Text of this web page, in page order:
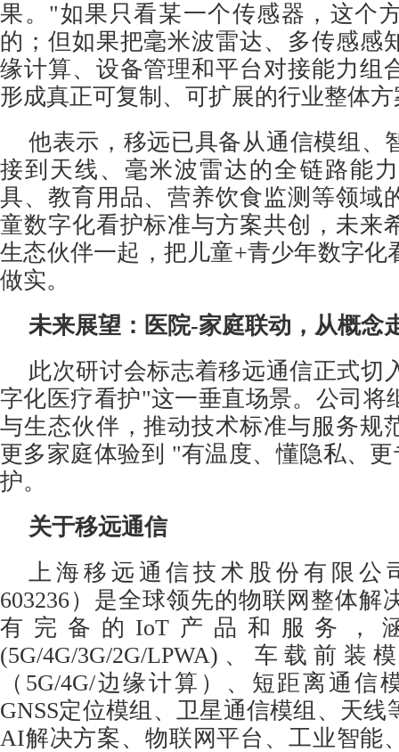
果。"如果只看某一个传感器，这个
的；但如果把毫米波雷达、多传感感
缘计算、设备管理和平台对接能力组
形成真正可复制、可扩展的行业整体
他表示，移远已具备从通信模组、
接到天线、毫米波雷达的全链路能
具、教育用品、营养饮食监测等领域
童数字化看护标准与方案共创，未来
生态伙伴一起，把儿童+青少年数字化
做实。
未来展望：医院-家庭联动，从概念
此次研讨会标志着移远通信正式切
字化医疗看护"这一垂直场景。公司将
与生态伙伴，推动技术标准与服务规
更多家庭体验到 "有温度、懂隐私、
护。
关于移远通信
上海移远通信技术股份有限公
603236）是全球领先的物联网整体解
有完备的IoT产品和服务，
(5G/4G/3G/2G/LPWA)、车载前
（5G/4G/边缘计算）、短距离通信
GNSS定位模组、卫星通信模组、天线
AI解决方案、物联网平台、工业智能